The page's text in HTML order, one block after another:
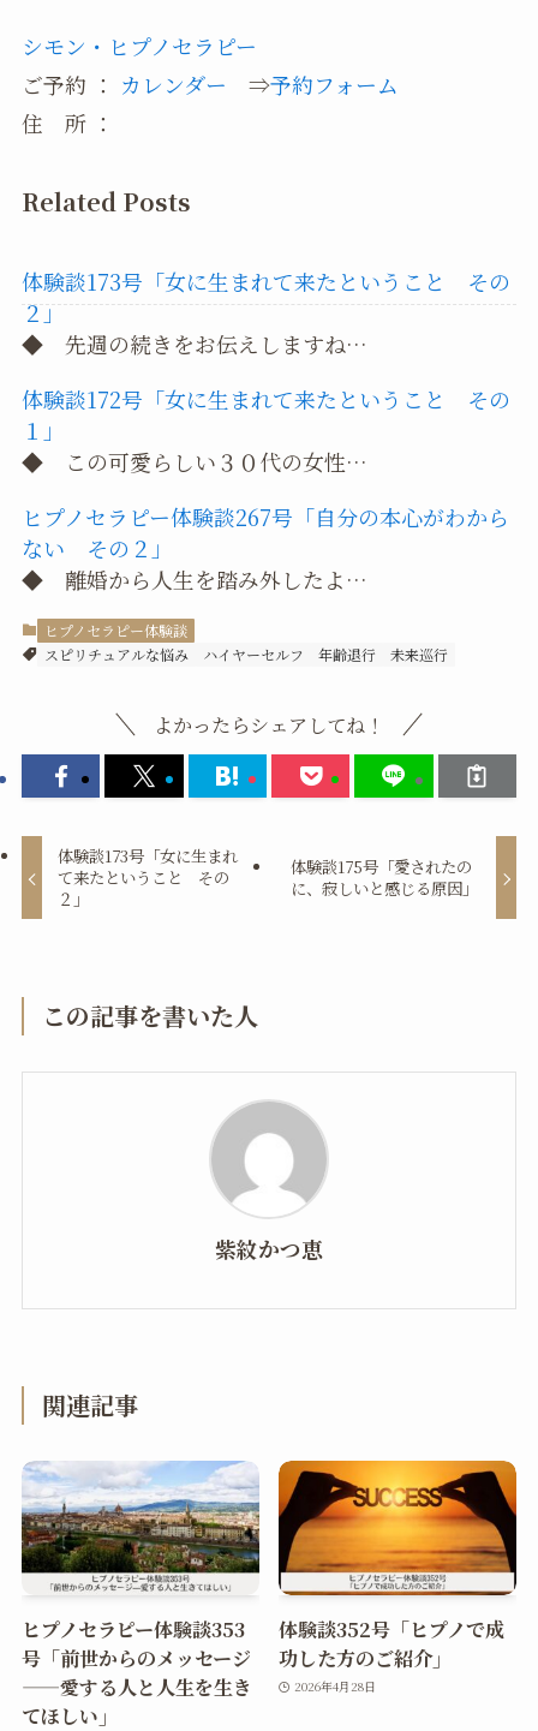
シモン・ヒプノセラピー
ご予約 ： カレンダー ⇒予約フォーム
住 所 ：
Related Posts
体験談173号「女に生まれて来たということ その
２」
◆ 先週の続きをお伝えしますね…
体験談172号「女に生まれて来たということ その
１」
◆ この可愛らしい３０代の女性…
ヒプノセラピー体験談267号「自分の本心がわから
ない その２」
◆ 離婚から人生を踏み外したよ…
ヒプノセラピー体験談
スピリチュアルな悩み
ハイヤーセルフ 年齢退行 未来巡行
よかったらシェアしてね！
体験談173号「女に生まれ
て来たということ その
２」
体験談175号「愛されたの
に、寂しいと感じる原因」
この記事を書いた人
紫紋かつ恵
関連記事
ヒプノセラピー体験談353
号「前世からのメッセージ
——愛する人と人生を生き
てほしい」
体験談352号「ヒプノで成
功した方のご紹介」
2026年4月28日